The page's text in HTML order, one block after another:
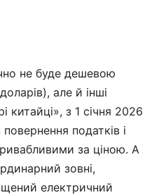
не буде дешевою
але й інші
китайці», з 1 січня 2026
податків і
за ціною. А
зовні,
електричний